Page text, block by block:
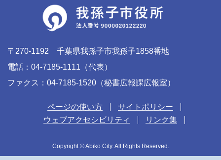
〒270-1192 千葉県我孫子市我孫子1858番地
電話：04-7185-1111（代表）
ファクス：04-7185-1520（秘書広報課広報室）
ページの使い方
サイトポリシー
ウェブアクセシビリティ
リンク集
Copyright © Abiko City. All Rights Reserved.